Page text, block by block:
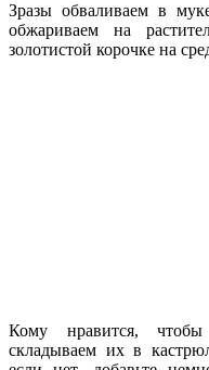
Зразы обваливаем в
обжариваем на
золотистой корочке на
Кому нравится,
складываем их в